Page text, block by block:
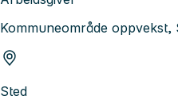
Kommuneområde
Sted